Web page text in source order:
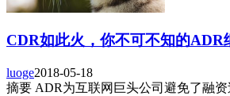
CDR如此火，你不可不知的ADR
luoge2018-05-18
摘要 ADR为互联网巨头公司避免了融